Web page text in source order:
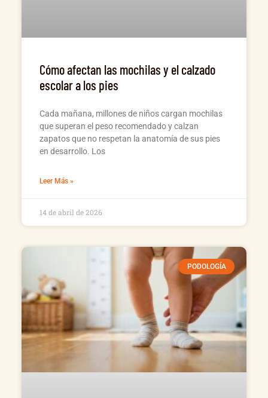
Cómo afectan las mochilas y el calzado
escolar a los pies
Cada mañana, millones de niños cargan mochilas
que superan el peso recomendado y calzan
zapatos que no respetan la anatomía de sus pies
en desarrollo. Los
Leer Más »
14 de abril de 2026
PODOLOGÍA